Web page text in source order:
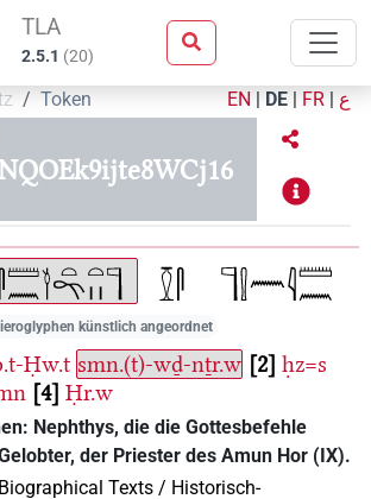
TLA
2.5.1 (20)
Token EN | DE | FR | ع
künstlich angeordnet
Ḥw.t smn.(t)-wḏ-nṯr.w 2 ḥz=s
4 Ḥr.w
Nephthys, die die Gottesbefehle
der Priester des Amun Hor (IX).
Texts / Historisch-